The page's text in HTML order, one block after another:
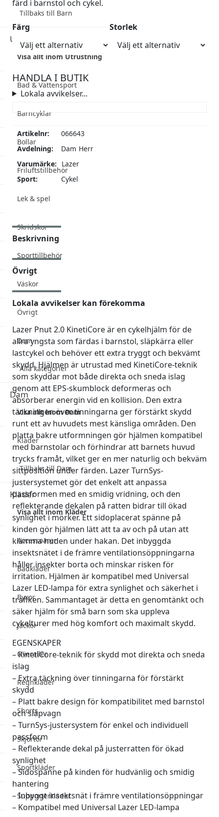
Tillbaks till Barn
Utrustning
Visa allt inom Utrustning
Bad & Vattensport
Barncyklar
Bollar
Friluftstillbehör
Lek & spel
Skridskor
Sporttillbehör
Väskor
Övrigt
Dam
Alla kategorier
Dam
Visa allt inom Dam
Kläder
Tillbaks till Dam
Kläder
Visa allt inom Kläder
Accessoarer
Badkläder
Byxor
Jackor
Overaller
Regnkläder
Shorts
Skjortor
Sportkläder
Supporterkläder
färd i barnstol och cykel.
Färg Storlek
HANDLA I BUTIK
Lokala avvikelser...
Artikelnr:
066643
Avdelning:
Dam Herr
Varumärke:
Lazer
Sport:
Cykel
Beskrivning
Övrigt
Lokala avvikelser kan förekomma
Lazer Pnut 2.0 KinetiCore är en cykelhjälm för de
allra yngsta som färdas i barnstol, släpkärra eller
lastcykel och behöver ett extra tryggt och bekvämt
skydd. Hjälmen är utrustad med KinetiCore-teknik
som skyddar mot både direkta och sneda islag
genom att EPS-skumblock deformeras och
absorberar energin vid en kollision. Den extra
täckningen över tinningarna ger förstärkt skydd
runt ett av huvudets mest känsliga områden. Den
platta bakre utformningen gör hjälmen kompatibel
med barnstolar och förhindrar att barnets huvud
trycks framåt, vilket ger en mer naturlig och bekväm
sittposition under färden. Lazer TurnSys-
justersystemet gör det enkelt att anpassa
passformen med en smidig vridning, och den
reflekterande dekalen på ratten bidrar till ökad
synlighet i mörker. Ett sidoplacerat spänne på
kinden gör hjälmen lätt att ta av och på utan att
klämma huden under hakan. Det inbyggda
insektsnätet i de främre ventilationsöppningarna
håller insekter borta och minskar risken för
irritation. Hjälmen är kompatibel med Universal
Lazer LED-lampa för extra synlighet och säkerhet i
trafiken. Sammantaget är detta en genomtänkt och
säker hjälm för små barn som ska uppleva
cykelturer med hög komfort och maximalt skydd.
EGENSKAPER
– KinetiCore-teknik för skydd mot direkta och sneda
islag
– Extra täckning över tinningarna för förstärkt
skydd
– Platt bakre design för kompatibilitet med barnstol
och släpvagn
– TurnSys-justersystem för enkel och individuell
passform
– Reflekterande dekal på justerratten för ökad
synlighet
– Sidospänne på kinden för hudvänlig och smidig
hantering
– Inbyggt insektsnät i främre ventilationsöppningar
– Kompatibel med Universal Lazer LED-lampa